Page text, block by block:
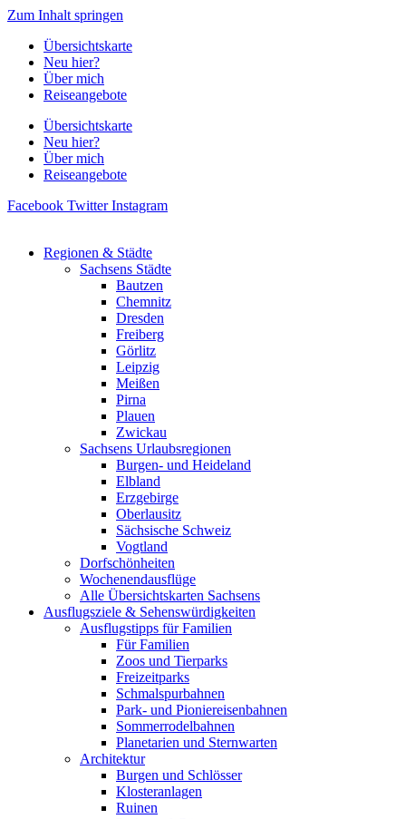
Zum Inhalt springen
Übersichtskarte
Neu hier?
Über mich
Reiseangebote
Übersichtskarte
Neu hier?
Über mich
Reiseangebote
Facebook Twitter Instagram
Regionen & Städte
Sachsens Städte
Bautzen
Chemnitz
Dresden
Freiberg
Görlitz
Leipzig
Meißen
Pirna
Plauen
Zwickau
Sachsens Urlaubsregionen
Burgen- und Heideland
Elbland
Erzgebirge
Oberlausitz
Sächsische Schweiz
Vogtland
Dorfschönheiten
Wochenendausflüge
Alle Übersichtskarten Sachsens
Ausflugsziele & Sehenswürdigkeiten
Ausflugstipps für Familien
Für Familien
Zoos und Tierparks
Freizeitparks
Schmalspurbahnen
Park- und Pioniereisenbahnen
Sommerrodelbahnen
Planetarien und Sternwarten
Architektur
Burgen und Schlösser
Klosteranlagen
Ruinen